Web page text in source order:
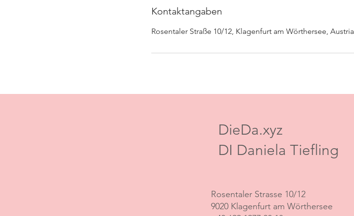
Kontaktangaben
Rosentaler Straße 10/12, Klagenfurt am Wörthersee, Austria
DieDa.xyz
DI Daniela Tiefling
Rosentaler Strasse 10/12
9020 Klagenfurt am Wörthersee